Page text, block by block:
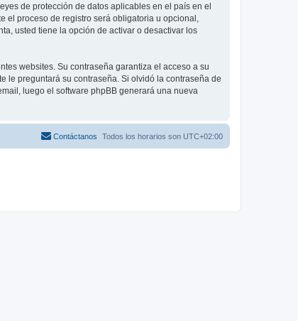
de protección de datos aplicables en el país en el
el proceso de registro será obligatoria u opcional,
usted tiene la opción de activar o desactivar los
websites. Su contraseña garantiza el acceso a su
le preguntará su contraseña. Si olvidó la contraseña de
luego el software phpBB generará una nueva
Todos los horarios son UTC+02:00
Contáctanos